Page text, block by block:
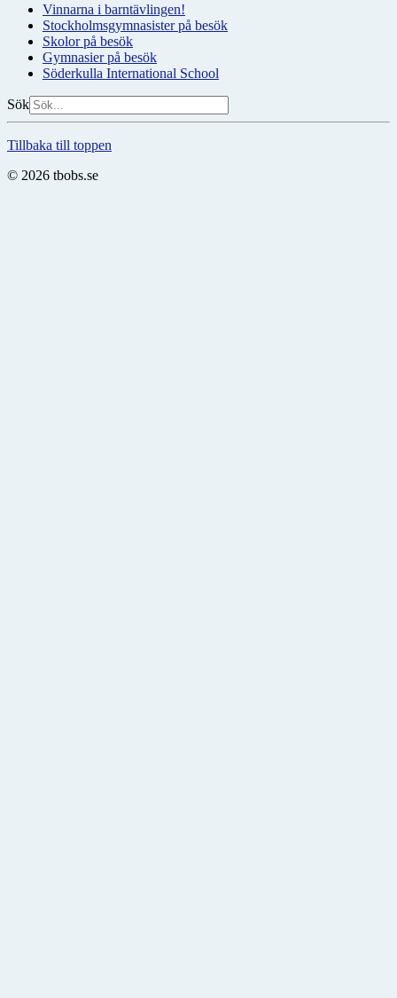
Vinnarna i barntävlingen!
Stockholmsgymnasister på besök
Skolor på besök
Gymnasier på besök
Söderkulla International School
Sök
Tillbaka till toppen
© 2026 tbobs.se